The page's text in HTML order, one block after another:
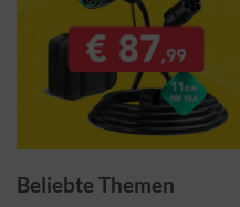
Beliebte Themen